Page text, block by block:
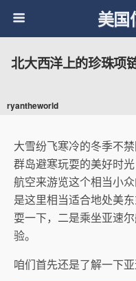
美国
北大西洋上的珍珠项
ryantheworld
大雪纷飞寒冷的冬季不
群岛避寒玩耍的美好时
航空来游览这个相当小
是这里相当适合地处美
耍一下，二是乘坐亚速
验。
咱们首先还是了解一下